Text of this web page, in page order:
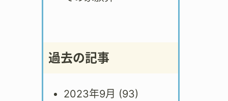
過去の記事
2023年9月 (93)